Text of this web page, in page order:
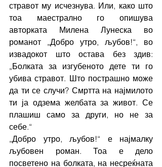
стравот му исчезнува. Или, како што
тоа маестрално го опишува
авторката Милена Лунеска во
романот „Добро утро, љубов!“, во
извадокот што остава без здив:
„Болката за изгубеното дете ти го
убива стравот. Што пострашно може
да ти се случи? Смртта на најмилото
ти ја одзема желбата за живот. Се
плашиш само за други, но не за
себе.“
„Добро утро, љубов!“ е најмалку
љубовен роман. Тоа е дело
посветено на болката, на несреќната